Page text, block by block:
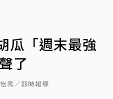
瓜「週末最強
了
秀／即時報導